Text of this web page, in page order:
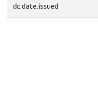
dc.date.issued